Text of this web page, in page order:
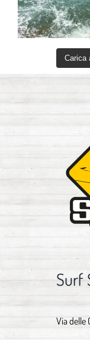
Carica
Surf
Via delle